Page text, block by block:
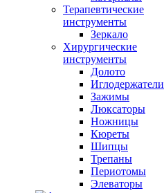
Терапевтические
инструменты
Зеркало
Хирургические
инструменты
Долото
Иглодержатели
Зажимы
Люксаторы
Ножницы
Кюреты
Шипцы
Трепаны
Периотомы
Элеваторы